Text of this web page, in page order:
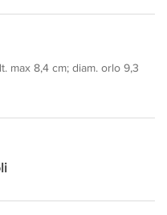
max 8,4 cm; diam. orlo 9,3